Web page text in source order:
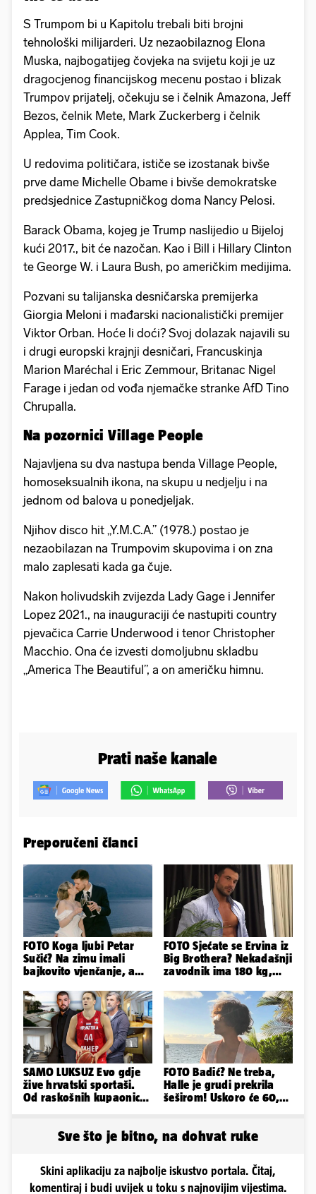
S Trumpom bi u Kapitolu trebali biti brojni
tehnološki milijarderi. Uz nezaobilaznog Elona
Muska, najbogatijeg čovjeka na svijetu koji je uz
dragocjenog financijskog mecenu postao i blizak
Trumpov prijatelj, očekuju se i čelnik Amazona, Jeff
Bezos, čelnik Mete, Mark Zuckerberg i čelnik
Applea, Tim Cook.
U redovima političara, ističe se izostanak bivše
prve dame Michelle Obame i bivše demokratske
predsjednice Zastupničkog doma Nancy Pelosi.
Barack Obama, kojeg je Trump naslijedio u Bijeloj
kući 2017., bit će nazočan. Kao i Bill i Hillary Clinton
te George W. i Laura Bush, po američkim medijima.
Pozvani su talijanska desničarska premijerka
Giorgia Meloni i mađarski nacionalistički premijer
Viktor Orban. Hoće li doći? Svoj dolazak najavili su
i drugi europski krajnji desničari, Francuskinja
Marion Maréchal i Eric Zemmour, Britanac Nigel
Farage i jedan od vođa njemačke stranke AfD Tino
Chrupalla.
Na pozornici Village People
Najavljena su dva nastupa benda Village People,
homoseksualnih ikona, na skupu u nedjelju i na
jednom od balova u ponedjeljak.
Njihov disco hit „Y.M.C.A.” (1978.) postao je
nezaobilazan na Trumpovim skupovima i on zna
malo zaplesati kada ga čuje.
Nakon holivudskih zvijezda Lady Gage i Jennifer
Lopez 2021., na inauguraciji će nastupiti country
pjevačica Carrie Underwood i tenor Christopher
Macchio. Ona će izvesti domoljubnu skladbu
„America The Beautiful”, a on američku himnu.
Prati naše kanale
Preporučeni članci
FOTO Koga ljubi Petar
Sučić? Na zimu imali
bajkovito vjenčanje, a
sin!
FOTO Sjećate se Ervina iz
Big Brothera? Nekadašnji
zavodnik ima 180 kg,
SAMO LUKSUZ Evo gdje
žive hrvatski sportaši.
Od raskošnih kupaonica
FOTO Badić? Ne treba,
Halle je grudi prekrila
šeširom! Uskoro će 60,
Sve što je bitno, na dohvat ruke
Skini aplikaciju za najbolje iskustvo portala. Čitaj,
komentiraj i budi uvijek u toku s najnovijim vijestima.